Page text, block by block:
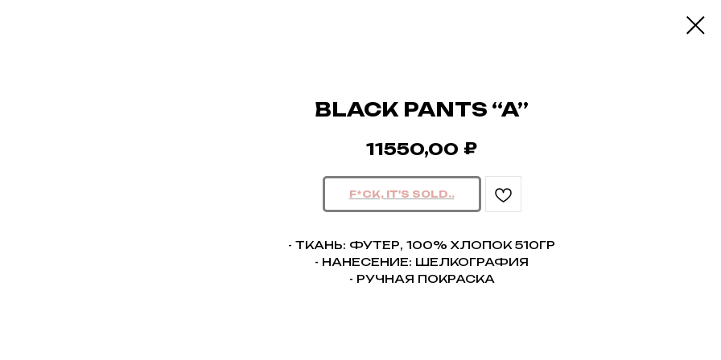
BLACK PANTS “A”
11550,00 ₽
- ТКАНЬ: ФУТЕР, 100% ХЛОПОК 510ГР
- НАНЕСЕНИЕ: ШЕЛКОГРАФИЯ
- РУЧНАЯ ПОКРАСКА